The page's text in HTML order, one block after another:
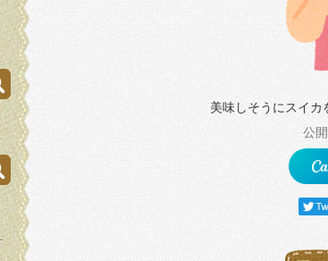
美味しそうにスイカ
公